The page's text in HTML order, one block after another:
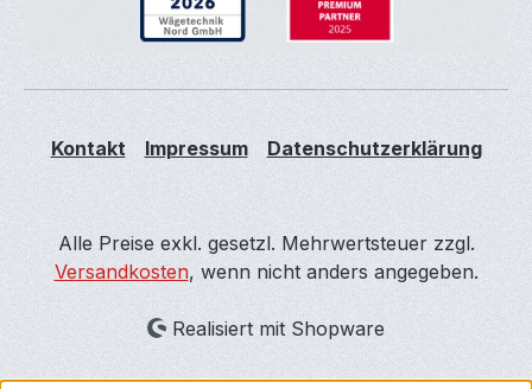
Kontakt Impressum Datenschutzerklärung
Alle Preise exkl. gesetzl. Mehrwertsteuer zzgl.
Versandkosten, wenn nicht anders angegeben.
Realisiert mit Shopware